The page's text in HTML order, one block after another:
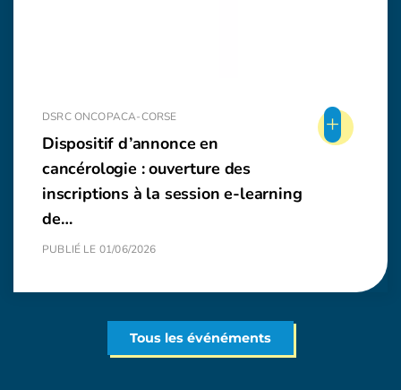
DSRC ONCOPACA-CORSE
Dispositif d’annonce en
cancérologie : ouverture des
inscriptions à la session e-learning
de…
PUBLIÉ LE 01/06/2026
+
Tous les événéments